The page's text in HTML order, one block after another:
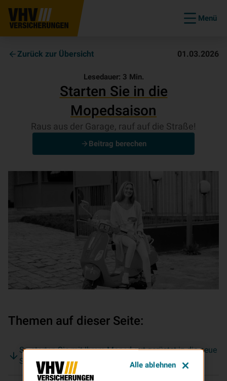
Menü
Zurück zur Übersicht 01.03.2026
Lesedauer: 3 Min.
Starten Sie in die
Mopedsaison
Raus aus der Garage, rauf auf die Straße!
Beitrag berechen
Themen auf dieser Seite:
So starten Sie mit Ihrem Moped gut gerüstet in die neue
Saison
Alle ablehnen